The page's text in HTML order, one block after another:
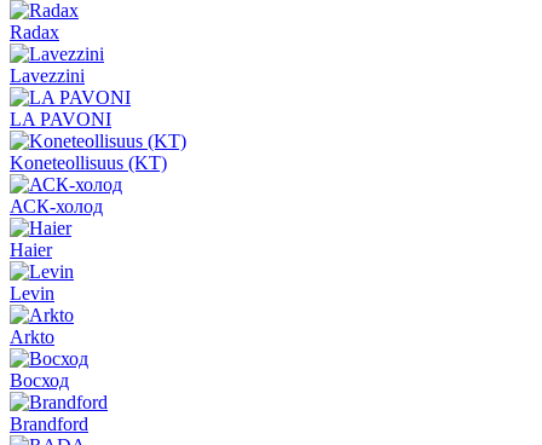
Radax
Lavezzini
LA PAVONI
Koneteollisuus (KT)
АСК-холод
Haier
Levin
Arkto
Восход
Brandford